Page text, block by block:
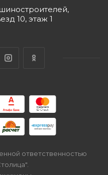
10, этаж 1
ответственностью